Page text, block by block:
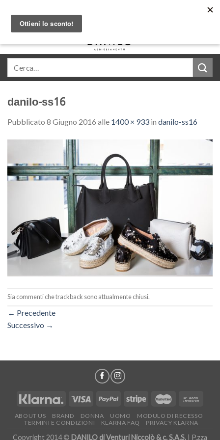
content
danilo-ss16
Pubblicato 8 Giugno 2016 alle 1400 × 933 in danilo-ss16
Sia commenti che trackback sono attualmente chiusi.
← Precedente
Successivo →
ABOUT US BRAND DONNA UOMO
MODULO DI RECESSO
TERMINI E CONDIZIONI
KLARNA FAQ PRIVACY KLARNA
Copyright 2014 © DANILO di Venturi Niccolò & c. S.A.S. | P.zza